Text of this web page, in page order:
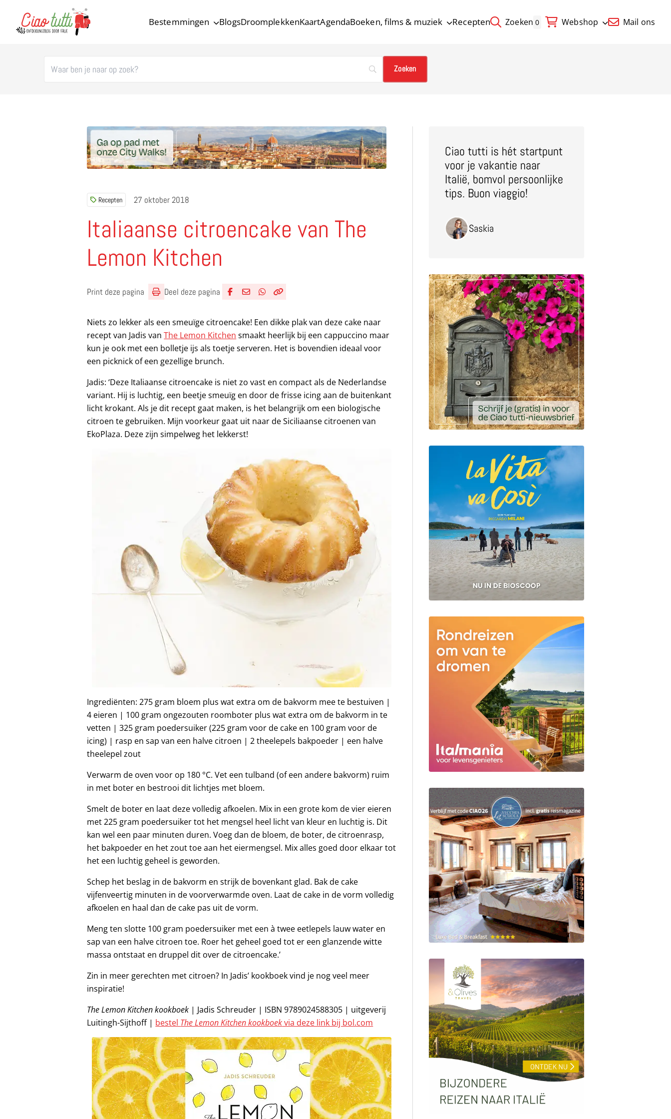
Bestemmingen BlogsDroomplekkenKaartAgendaBoeken, films & muziek Recepten Zoeken 0 Webshop Mail ons
Recepten 27 oktober 2018
Italiaanse citroencake van The
Lemon Kitchen
Print deze pagina
Deel deze pagina
Niets zo lekker als een smeuïge citroencake! Een dikke plak van deze cake naar
recept van Jadis vanThe Lemon Kitchen smaakt heerlijk bij een cappuccino maar
kun je ook met een bolletje ijs als toetje serveren. Het is bovendien ideaal voor
een picknick of een gezellige brunch.
Jadis: ‘Deze Italiaanse citroencake is niet zo vast en compact als de Nederlandse
variant. Hij is luchtig, een beetje smeuïg en door de frisse icing aan de buitenkant
licht krokant. Als je dit recept gaat maken, is het belangrijk om een biologische
citroen te gebruiken. Mijn voorkeur gaat uit naar de Siciliaanse citroenen van
EkoPlaza. Deze zijn simpelweg het lekkerst!
Ingrediënten: 275 gram bloem plus wat extra om de bakvorm mee te bestuiven |
4 eieren | 100 gram ongezouten roomboter plus wat extra om de bakvorm in te
vetten | 325 gram poedersuiker (225 gram voor de cake en 100 gram voor de
icing) | rasp en sap van een halve citroen | 2 theelepels bakpoeder | een halve
theelepel zout
Verwarm de oven voor op 180 °C. Vet een tulband (of een andere bakvorm) ruim
in met boter en bestrooi dit lichtjes met bloem.
Smelt de boter en laat deze volledig afkoelen. Mix in een grote kom de vier eieren
met 225 gram poedersuiker tot het mengsel heel licht van kleur en luchtig is. Dit
kan wel een paar minuten duren. Voeg dan de bloem, de boter, de citroenrasp,
het bakpoeder en het zout toe aan het eiermengsel. Mix alles goed door elkaar tot
het een luchtig geheel is geworden.
Schep het beslag in de bakvorm en strijk de bovenkant glad. Bak de cake
vijfenveertig minuten in de voorverwarmde oven. Laat de cake in de vorm volledig
afkoelen en haal dan de cake pas uit de vorm.
Meng ten slotte 100 gram poedersuiker met een à twee eetlepels lauw water en
sap van een halve citroen toe. Roer het geheel goed tot er een glanzende witte
massa ontstaat en druppel dit over de citroencake.’
Zin in meer gerechten met citroen? In Jadis’ kookboek vind je nog veel meer
inspiratie!
The Lemon Kitchen kookboek | Jadis Schreuder | ISBN 9789024588305 | uitgeverij
Luitingh-Sijthoff | bestel The Lemon Kitchen kookboekvia deze link bij bol.com
Ciao tutti is hét startpunt
voor je vakantie naar
Italië, bomvol persoonlijke
tips. Buon viaggio!
Saskia